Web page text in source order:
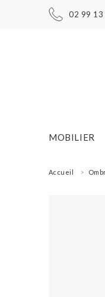
02 99 13
MOBILIER
Accueil